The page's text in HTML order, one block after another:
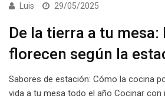
Luis 29/05/2025
De la tierra a tu mesa:
florecen según la
Sabores de estación: Cómo la cocina
vida a tu mesa todo el año Cocinar con